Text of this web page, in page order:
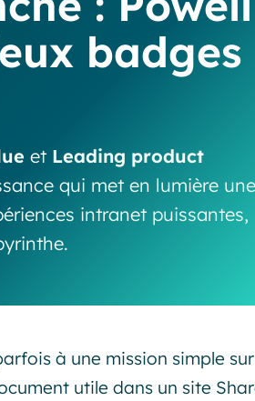
badges
et Leading product
qui met en lumière une
intranet puissantes,
à une mission simple
utile dans un site